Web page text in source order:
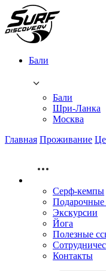
Бали
Бали
Шри-Ланка
Москва
Главная Проживание
Серф-кемпы
Подарочные
Экскурсии
Йога
Полезные
Контакты